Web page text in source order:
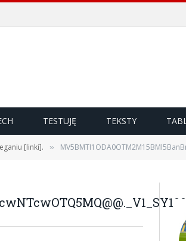
TESTUJĘ TEKSTY
[linki]. »